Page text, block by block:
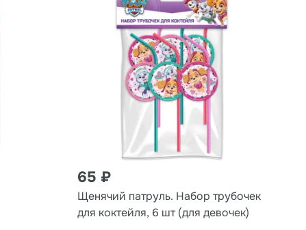
65 ₽
Щенячий патруль. Набор трубочек
для коктейля, 6 шт (для девочек)